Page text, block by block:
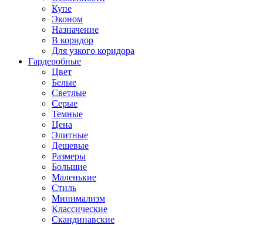
Купе
Эконом
Назначение
В коридор
Для узкого коридора
Гардеробные
Цвет
Белые
Светлые
Серые
Темные
Цена
Элитные
Дешевые
Размеры
Большие
Маленькие
Стиль
Минимализм
Классические
Скандинавские